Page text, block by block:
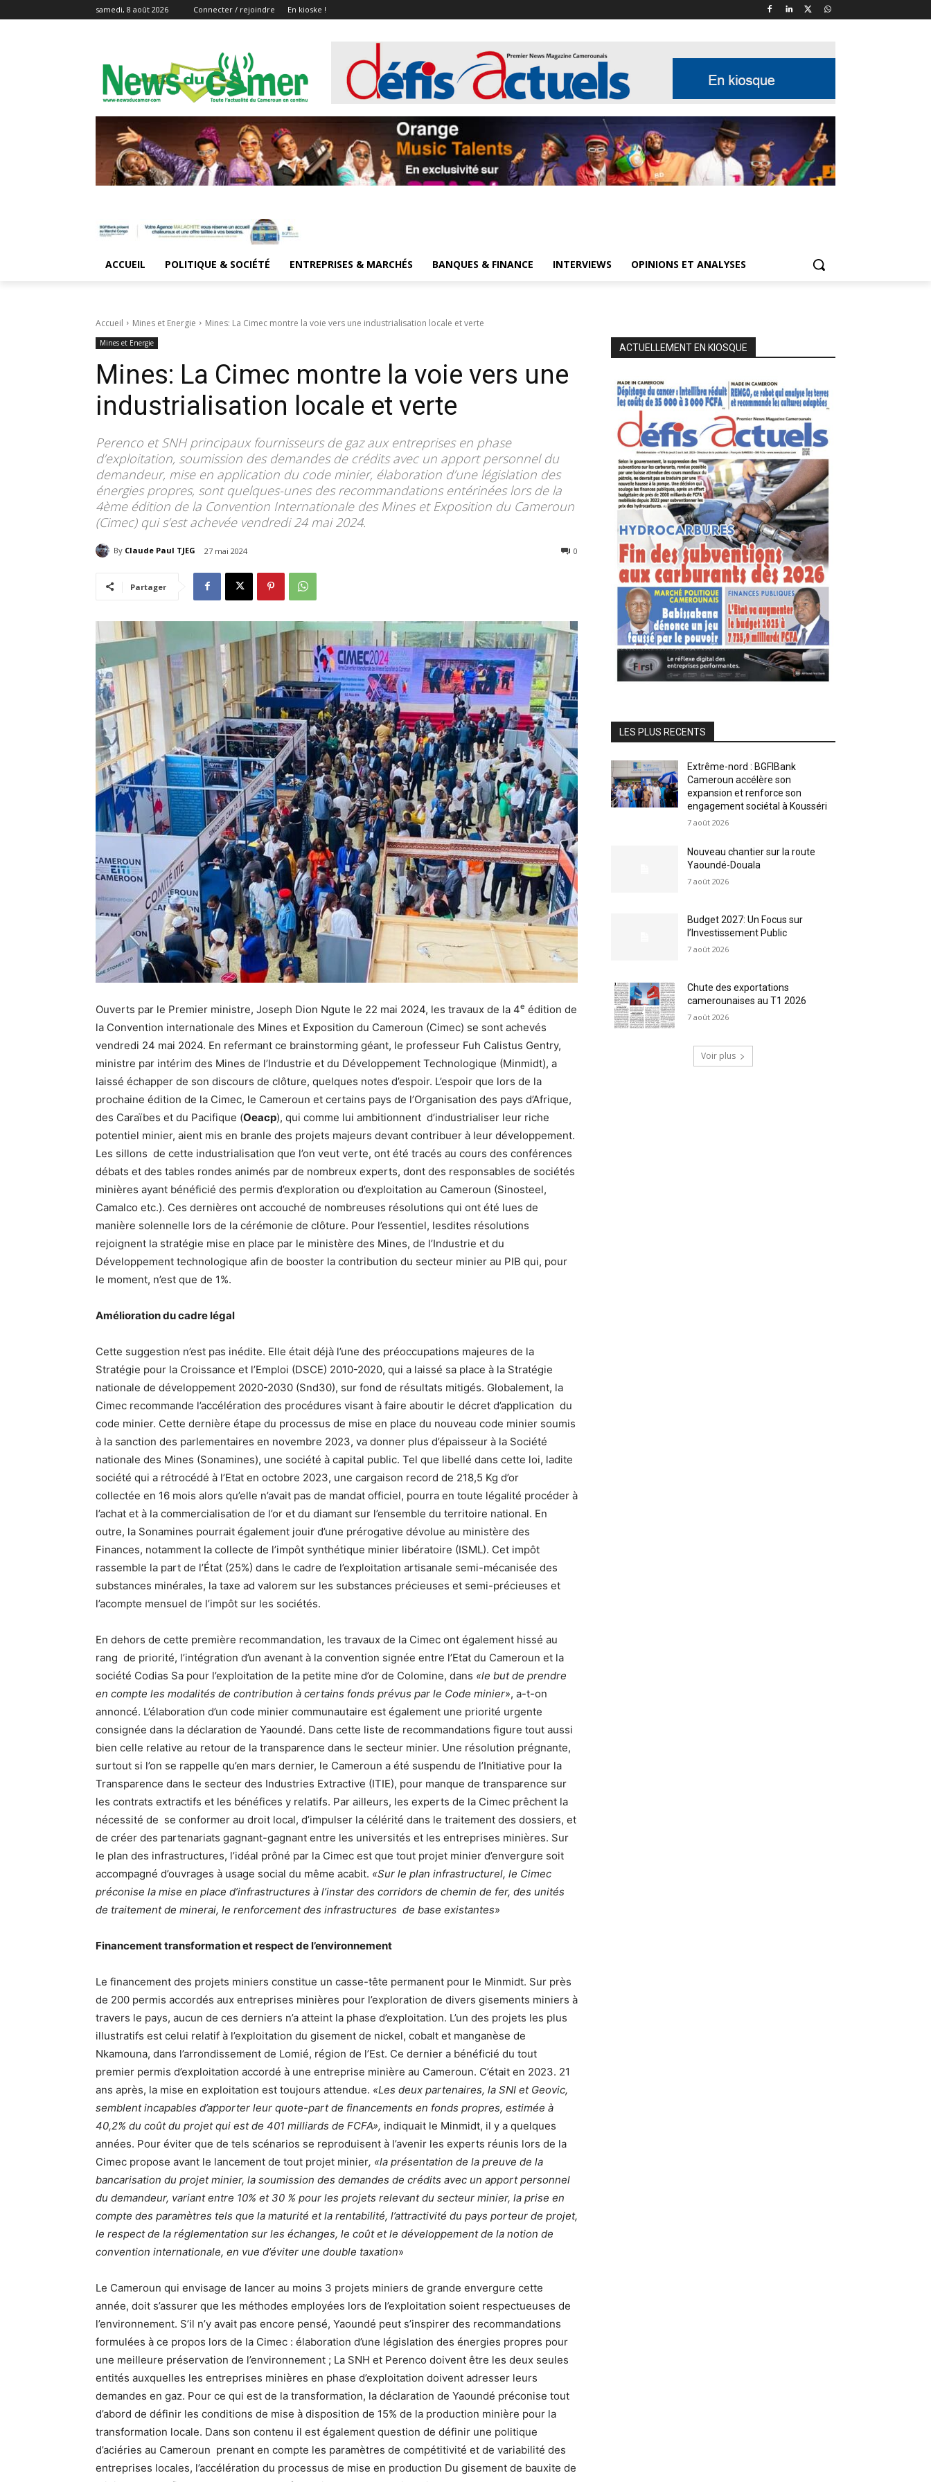
samedi, 8 août 2026 Connecter / rejoindre En kioske !
ACCUEIL POLITIQUE & SOCIÉTÉ ENTREPRISES & MARCHÉS BANQUES & FINANCE INTERVIEWS OPINIONS ET ANALYSES
Accueil Mines et Energie Mines: La Cimec montre la voie vers une industrialisation locale et verte
Mines et Energie
Mines: La Cimec montre la voie vers une
industrialisation locale et verte
Perenco et SNH principaux fournisseurs de gaz aux entreprises en phase
d’exploitation, soumission des demandes de crédits avec un apport personnel du
demandeur, mise en application du code minier, élaboration d’une législation des
énergies propres, sont quelques-unes des recommandations entérinées lors de la
4ème édition de la Convention Internationale des Mines et Exposition du Cameroun
(Cimec) qui s’est achevée vendredi 24 mai 2024.
By Claude Paul TJEG 27 mai 2024 0
Partager
Ouverts par le Premier ministre, Joseph Dion Ngute le 22 mai 2024, les travaux de la 4e édition de
la Convention internationale des Mines et Exposition du Cameroun (Cimec) se sont achevés
vendredi 24 mai 2024. En refermant ce brainstorming géant, le professeur Fuh Calistus Gentry,
ministre par intérim des Mines de l’Industrie et du Développement Technologique (Minmidt), a
laissé échapper de son discours de clôture, quelques notes d’espoir. L’espoir que lors de la
prochaine édition de la Cimec, le Cameroun et certains pays de l’Organisation des pays d’Afrique,
des Caraïbes et du Pacifique (Oeacp), qui comme lui ambitionnent d’industrialiser leur riche
potentiel minier, aient mis en branle des projets majeurs devant contribuer à leur développement.
Les sillons de cette industrialisation que l’on veut verte, ont été tracés au cours des conférences
débats et des tables rondes animés par de nombreux experts, dont des responsables de sociétés
minières ayant bénéficié des permis d’exploration ou d’exploitation au Cameroun (Sinosteel,
Camalco etc.). Ces dernières ont accouché de nombreuses résolutions qui ont été lues de
manière solennelle lors de la cérémonie de clôture. Pour l’essentiel, lesdites résolutions
rejoignent la stratégie mise en place par le ministère des Mines, de l’Industrie et du
Développement technologique afin de booster la contribution du secteur minier au PIB qui, pour
le moment, n’est que de 1%.
Amélioration du cadre légal
Cette suggestion n’est pas inédite. Elle était déjà l’une des préoccupations majeures de la
Stratégie pour la Croissance et l’Emploi (DSCE) 2010-2020, qui a laissé sa place à la Stratégie
nationale de développement 2020-2030 (Snd30), sur fond de résultats mitigés. Globalement, la
Cimec recommande l’accélération des procédures visant à faire aboutir le décret d’application du
code minier. Cette dernière étape du processus de mise en place du nouveau code minier soumis
à la sanction des parlementaires en novembre 2023, va donner plus d’épaisseur à la Société
nationale des Mines (Sonamines), une société à capital public. Tel que libellé dans cette loi, ladite
société qui a rétrocédé à l’Etat en octobre 2023, une cargaison record de 218,5 Kg d’or
collectée en 16 mois alors qu’elle n’avait pas de mandat officiel, pourra en toute légalité procéder à
l’achat et à la commercialisation de l’or et du diamant sur l’ensemble du territoire national. En
outre, la Sonamines pourrait également jouir d’une prérogative dévolue au ministère des
Finances, notamment la collecte de l’impôt synthétique minier libératoire (ISML). Cet impôt
rassemble la part de l’État (25%) dans le cadre de l’exploitation artisanale semi-mécanisée des
substances minérales, la taxe ad valorem sur les substances précieuses et semi-précieuses et
l’acompte mensuel de l’impôt sur les sociétés.
En dehors de cette première recommandation, les travaux de la Cimec ont également hissé au
rang de priorité, l’intégration d’un avenant à la convention signée entre l’Etat du Cameroun et la
société Codias Sa pour l’exploitation de la petite mine d’or de Colomine, dans «le but de prendre
en compte les modalités de contribution à certains fonds prévus par le Code minier», a-t-on
annoncé. L’élaboration d’un code minier communautaire est également une priorité urgente
consignée dans la déclaration de Yaoundé. Dans cette liste de recommandations figure tout aussi
bien celle relative au retour de la transparence dans le secteur minier. Une résolution prégnante,
surtout si l’on se rappelle qu’en mars dernier, le Cameroun a été suspendu de l’Initiative pour la
Transparence dans le secteur des Industries Extractive (ITIE), pour manque de transparence sur
les contrats extractifs et les bénéfices y relatifs. Par ailleurs, les experts de la Cimec prêchent la
nécessité de se conformer au droit local, d’impulser la célérité dans le traitement des dossiers, et
de créer des partenariats gagnant-gagnant entre les universités et les entreprises minières. Sur
le plan des infrastructures, l’idéal prôné par la Cimec est que tout projet minier d’envergure soit
accompagné d’ouvrages à usage social du même acabit. «Sur le plan infrastructurel, le Cimec
préconise la mise en place d’infrastructures à l’instar des corridors de chemin de fer, des unités
de traitement de minerai, le renforcement des infrastructures de base existantes»
Financement transformation et respect de l’environnement
Le financement des projets miniers constitue un casse-tête permanent pour le Minmidt. Sur près
de 200 permis accordés aux entreprises minières pour l’exploration de divers gisements miniers à
travers le pays, aucun de ces derniers n’a atteint la phase d’exploitation. L’un des projets les plus
illustratifs est celui relatif à l’exploitation du gisement de nickel, cobalt et manganèse de
Nkamouna, dans l’arrondissement de Lomié, région de l’Est. Ce dernier a bénéficié du tout
premier permis d’exploitation accordé à une entreprise minière au Cameroun. C’était en 2023. 21
ans après, la mise en exploitation est toujours attendue. «Les deux partenaires, la SNI et Geovic,
semblent incapables d’apporter leur quote-part de financements en fonds propres, estimée à
40,2% du coût du projet qui est de 401 milliards de FCFA», indiquait le Minmidt, il y a quelques
années. Pour éviter que de tels scénarios se reproduisent à l’avenir les experts réunis lors de la
Cimec propose avant le lancement de tout projet minier, «la présentation de la preuve de la
bancarisation du projet minier, la soumission des demandes de crédits avec un apport personnel
du demandeur, variant entre 10% et 30 % pour les projets relevant du secteur minier, la prise en
compte des paramètres tels que la maturité et la rentabilité, l’attractivité du pays porteur de projet,
le respect de la réglementation sur les échanges, le coût et le développement de la notion de
convention internationale, en vue d’éviter une double taxation»
Le Cameroun qui envisage de lancer au moins 3 projets miniers de grande envergure cette
année, doit s’assurer que les méthodes employées lors de l’exploitation soient respectueuses de
l’environnement. S’il n’y avait pas encore pensé, Yaoundé peut s’inspirer des recommandations
formulées à ce propos lors de la Cimec : élaboration d’une législation des énergies propres pour
une meilleure préservation de l’environnement ; La SNH et Perenco doivent être les deux seules
entités auxquelles les entreprises minières en phase d’exploitation doivent adresser leurs
demandes en gaz. Pour ce qui est de la transformation, la déclaration de Yaoundé préconise tout
d’abord de définir les conditions de mise à disposition de 15% de la production minière pour la
transformation locale. Dans son contenu il est également question de définir une politique
d’aciéries au Cameroun prenant en compte les paramètres de compétitivité et de variabilité des
entreprises locales, l’accélération du processus de mise en production Du gisement de bauxite de
ACTUELLEMENT EN KIOSQUE
LES PLUS RECENTS
Extrême-nord : BGFIBank
Cameroun accélère son
expansion et renforce son
engagement sociétal à Kousséri
7 août 2026
Nouveau chantier sur la route
Yaoundé-Douala
7 août 2026
Budget 2027: Un Focus sur
l’Investissement Public
7 août 2026
Chute des exportations
camerounaises au T1 2026
7 août 2026
Voir plus